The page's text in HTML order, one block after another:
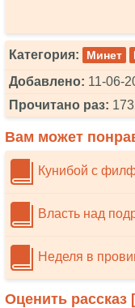
Категория: Минет
Добавлено: 11-06-
Прочитано раз:
Вам может
Кунибой с
Власть над
Неделя в
Оценить рассказ [